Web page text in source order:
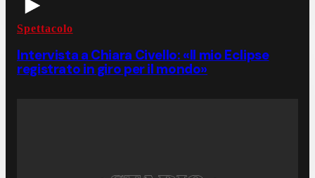
Spettacolo
Intervista a Chiara Civello: «Il mio Eclipse
registrato in giro per il mondo»